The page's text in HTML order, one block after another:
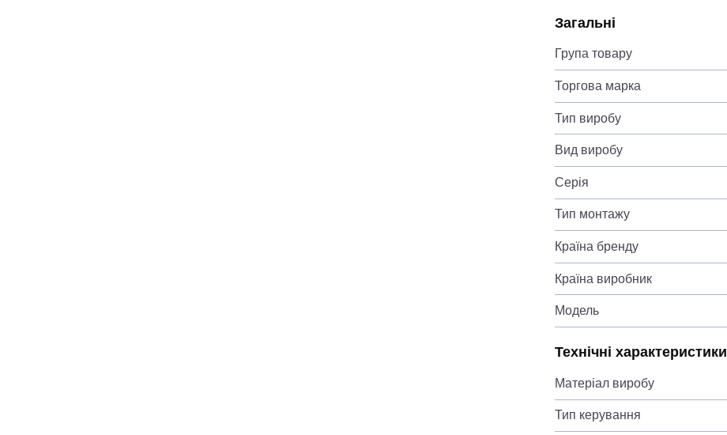
Загальні
Група товару
Торгова марка
Тип виробу
Вид виробу
Серія
Тип монтажу
Країна бренду
Країна виробник
Модель
Технічні характеристики
Матеріал виробу
Тип керування